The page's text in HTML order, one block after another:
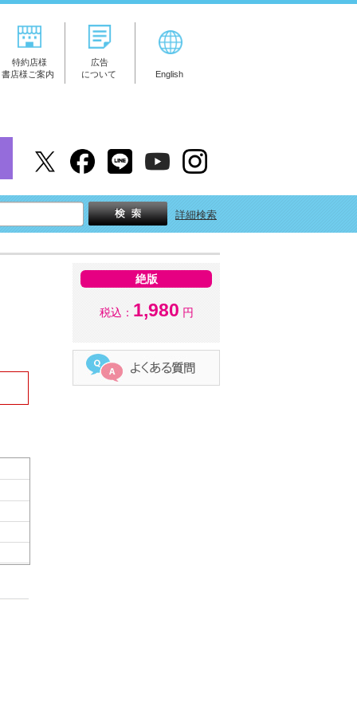
特約店様
書店様ご案内
広告
について
English
詳細検索
絶版
税込： 1,980 円